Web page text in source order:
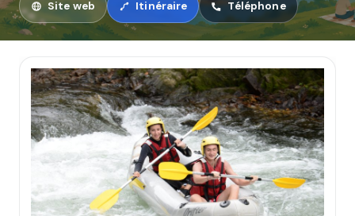
Ouvrir dans Kraaby
Site web Itinéraire Téléphone